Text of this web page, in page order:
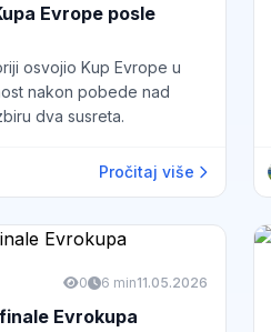
Evrope posle
osvojio Kup Evrope u
nakon pobede nad
dva susreta.
Pročitaj više
0 6 min11.05.2026
Evrokupa